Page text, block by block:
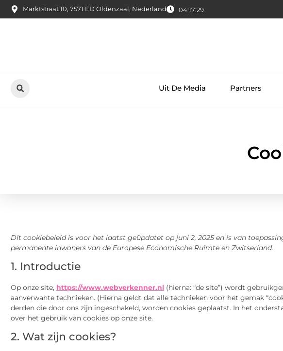
Marktstraat 10, 7571 ED Oldenzaal, Nederland 04:17:30
Uit De Media Partners
Dit cookiebeleid is voor het laatst geüpdatet op juni 2, 2025 en is van
permanente inwoners van de Europese Economische Ruimte en Zwitserland.
1. Introductie
Op onze site, https://www.webverkenner.nl (hierna: “de site”) wordt
aanverwante technieken. (Hierna geldt dat alle technieken voor het gemak
derden die door ons zijn ingeschakeld, worden cookies geplaatst. In het
over het gebruik van cookies op onze site.
2. Wat zijn cookies?